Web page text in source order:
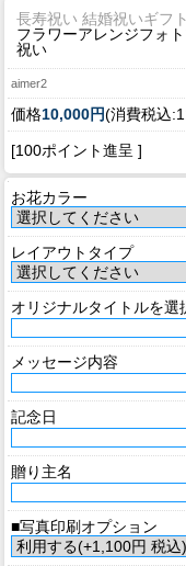
長寿祝い 結婚祝いギフト
フラワーアレンジフォ
祝い
aimer2
価格10,000円(消費税込
[100ポイント進呈 ]
お花カラー
レイアウトタイプ
オリジナルタイトルを選
メッセージ内容
記念日
贈り主名
■写真印刷オプション